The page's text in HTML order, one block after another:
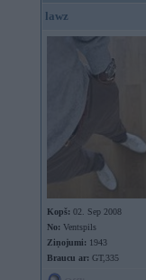
lawz
Kopš: 02. Sep 2008
No: Ventspils
Ziņojumi: 1943
Braucu ar: GT,335